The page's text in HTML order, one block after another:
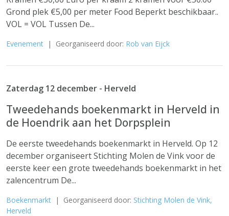
Grond plek €5,00 per meter Food Beperkt beschikbaar..
VOL = VOL Tussen De...
Evenement | Georganiseerd door: Rob van Eijck
Zaterdag 12 december - Herveld
Tweedehands boekenmarkt in Herveld in
de Hoendrik aan het Dorpsplein
De eerste tweedehands boekenmarkt in Herveld. Op 12
december organiseert Stichting Molen de Vink voor de
eerste keer een grote tweedehands boekenmarkt in het
zalencentrum De...
Boekenmarkt | Georganiseerd door: Stichting Molen de Vink,
Herveld